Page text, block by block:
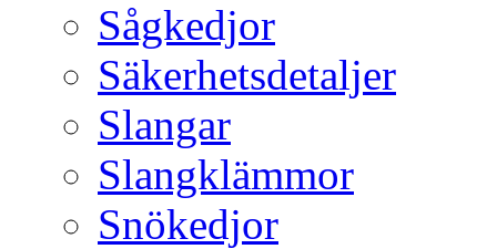
Sågkedjor
Säkerhetsdetaljer
Slangar
Slangklämmor
Snökedjor